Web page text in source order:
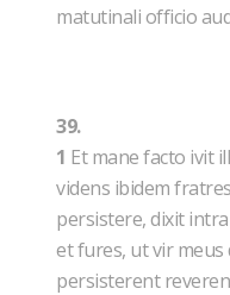
matutinali officio
39.
1 Et mane facto ivit
videns ibidem
persistere, dixit
et fures, ut vir
persisterent